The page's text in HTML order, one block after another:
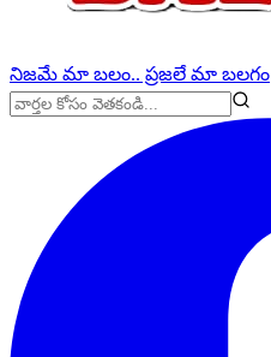
నిజమే మా బలం.. ప్రజలే మా బలగం